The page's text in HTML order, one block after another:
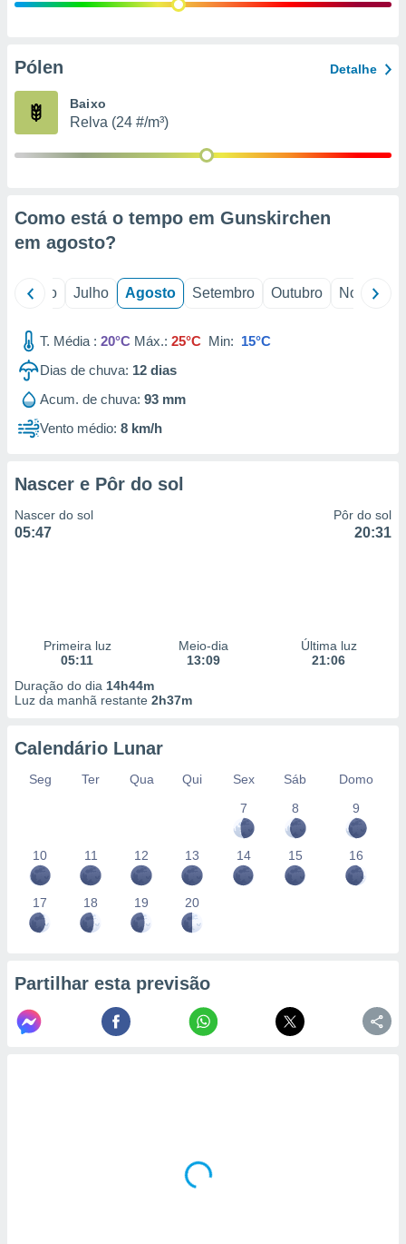
e
de
Pólen Detalhe
Baixo
Relva (24 #/m³)
Como está o tempo em Gunskirchen
em agosto?
Junho Julho Agosto Setembro Outubro Novembro
T. Média : 20°C Máx.: 25°C Min: 15°C
Dias de chuva: 12 dias
Acum. de chuva: 93 mm
Vento médio: 8 km/h
Nascer e Pôr do sol
Nascer do sol
05:47
Pôr do sol
20:31
Primeira luz
05:11
Meio-dia
13:09
Última luz
21:06
Duração do dia 14h44m
Luz da manhã restante 2h37m
Calendário Lunar
Seg Ter Qua Qui Sex Sáb
Domo
7
8 9
10 11 12 13 14 15 16
17 18 19 20
Partilhar esta previsão